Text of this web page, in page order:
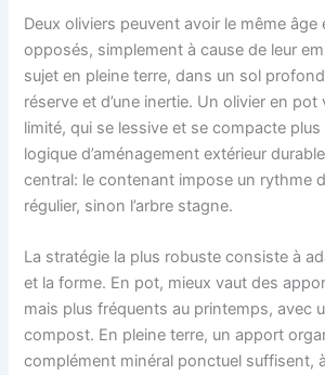
Deux oliviers peuvent avoir le même âge
opposés, simplement à cause de leur
sujet en pleine terre, dans un sol
réserve et d’une inertie. Un olivier en
limité, qui se lessive et se compacte
logique d’aménagement extérieur
central: le contenant impose un rythme
régulier, sinon l’arbre stagne.
La stratégie la plus robuste consiste à
et la forme. En pot, mieux vaut des
mais plus fréquents au printemps, avec
compost. En pleine terre, un apport
complément minéral ponctuel suffisent,